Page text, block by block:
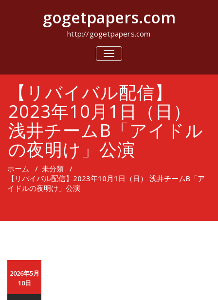
キ
gogetpapers.com
http://gogetpapers.com
ナ
ビ
シ
ョ
ン
を
切
り
替
え
【リバイバル配信】
2023年10月1日（日）
浅井チームB「アイドル
の夜明け」公演
ホーム / 未分類 /
【リバイバル配信】2023年10月1日（日） 浅井チームB「ア
イドルの夜明け」公演
2026年5月
10日